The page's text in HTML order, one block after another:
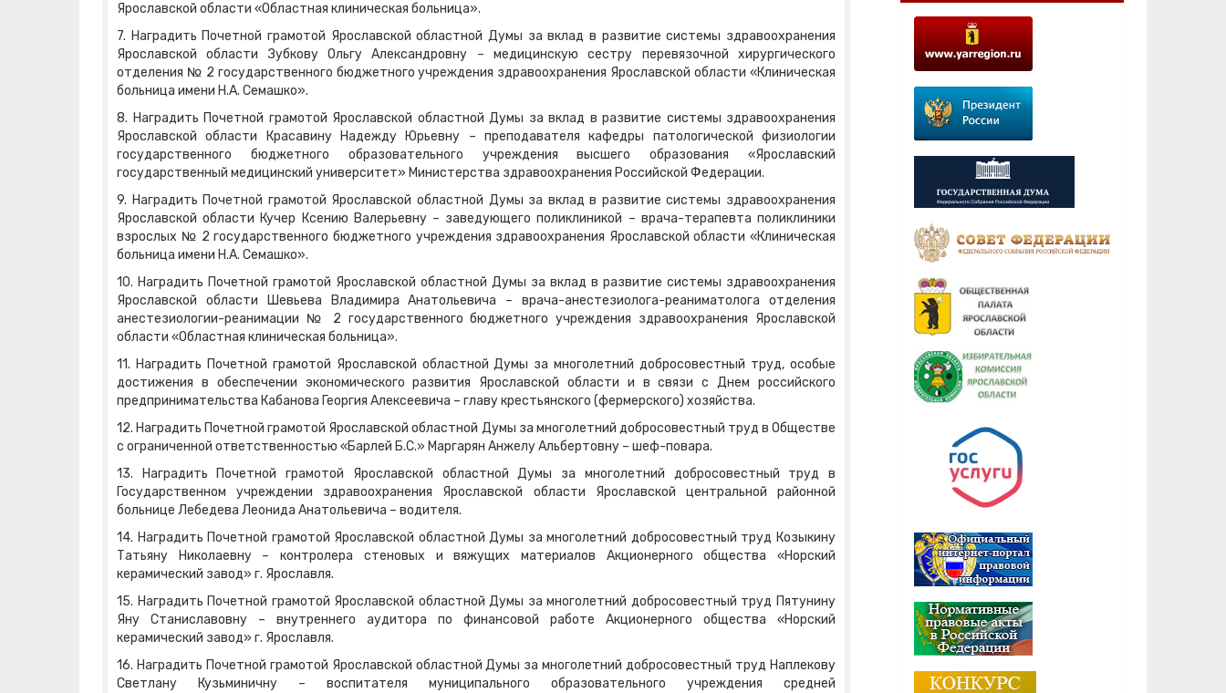
Ярославской области «Областная клиническая больница».
7. Наградить Почетной грамотой Ярославской областной Думы за вклад в развитие системы здравоохранения
Ярославской области Зубкову Ольгу Александровну – медицинскую сестру перевязочной хирургического
отделения № 2 государственного бюджетного учреждения здравоохранения Ярославской области «Клиническая
больница имени Н.А. Семашко».
8. Наградить Почетной грамотой Ярославской областной Думы за вклад в развитие системы здравоохранения
Ярославской области Красавину Надежду Юрьевну – преподавателя кафедры патологической физиологии
государственного бюджетного образовательного учреждения высшего образования «Ярославский
государственный медицинский университет» Министерства здравоохранения Российской Федерации.
9. Наградить Почетной грамотой Ярославской областной Думы за вклад в развитие системы здравоохранения
Ярославской области Кучер Ксению Валерьевну – заведующего поликлиникой – врача-терапевта поликлиники
взрослых № 2 государственного бюджетного учреждения здравоохранения Ярославской области «Клиническая
больница имени Н.А. Семашко».
10. Наградить Почетной грамотой Ярославской областной Думы за вклад в развитие системы здравоохранения
Ярославской области Шевьева Владимира Анатольевича – врача-анестезиолога-реаниматолога отделения
анестезиологии-реанимации № 2 государственного бюджетного учреждения здравоохранения Ярославской
области «Областная клиническая больница».
11. Наградить Почетной грамотой Ярославской областной Думы за многолетний добросовестный труд, особые
достижения в обеспечении экономического развития Ярославской области и в связи с Днем российского
предпринимательства Кабанова Георгия Алексеевича – главу крестьянского (фермерского) хозяйства.
12. Наградить Почетной грамотой Ярославской областной Думы за многолетний добросовестный труд в Обществе
с ограниченной ответственностью «Барлей Б.С.» Маргарян Анжелу Альбертовну – шеф-повара.
13. Наградить Почетной грамотой Ярославской областной Думы за многолетний добросовестный труд в
Государственном учреждении здравоохранения Ярославской области Ярославской центральной районной
больнице Лебедева Леонида Анатольевича – водителя.
14. Наградить Почетной грамотой Ярославской областной Думы за многолетний добросовестный труд Козыкину
Татьяну Николаевну – контролера стеновых и вяжущих материалов Акционерного общества «Норский
керамический завод» г. Ярославля.
15. Наградить Почетной грамотой Ярославской областной Думы за многолетний добросовестный труд Пятунину
Яну Станиславовну – внутреннего аудитора по финансовой работе Акционерного общества «Норский
керамический завод» г. Ярославля.
16. Наградить Почетной грамотой Ярославской областной Думы за многолетний добросовестный труд Наплекову
Светлану Кузьминичну – воспитателя муниципального образовательного учреждения средней